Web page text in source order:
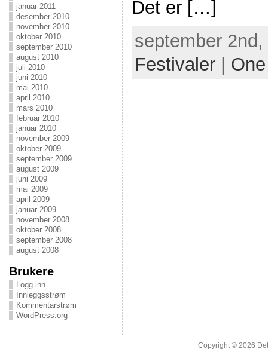
januar 2011
desember 2010
november 2010
oktober 2010
september 2010
august 2010
juli 2010
juni 2010
mai 2010
april 2010
mars 2010
februar 2010
januar 2010
november 2009
oktober 2009
september 2009
august 2009
juni 2009
mai 2009
april 2009
januar 2009
november 2008
oktober 2008
september 2008
august 2008
Brukere
Logg inn
Innleggsstrøm
Kommentarstrøm
WordPress.org
Det er […]
september
Festivaler|
Copyright © 2026